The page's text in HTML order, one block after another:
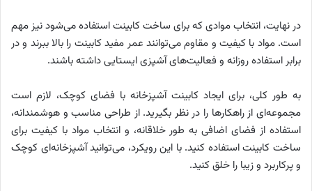
در نهایت، انتخاب موادی که برای ساخت کابینت استفاده می‌شود نیز مهم
است. مواد با کیفیت و مقاوم می‌توانند عمر مفید کابینت را بالا ببرند و در
برابر استفاده روزانه و فعالیت‌های آشپزی ایستایی داشته باشند.
به طور کلی، برای ایجاد کابینت آشپزخانه با فضای کوچک، لازم است
مجموعه‌ای از راهکارها را در نظر بگیرید. از طراحی مناسب و هوشمندانه،
استفاده از فضای اضافی به طور خلاقانه، و انتخاب مواد با کیفیت برای
ساخت کابینت استفاده کنید. با این رویکرد، می‌توانید آشپزخانه‌ای کوچک
و پرکاربرد و زیبا را خلق کنید.